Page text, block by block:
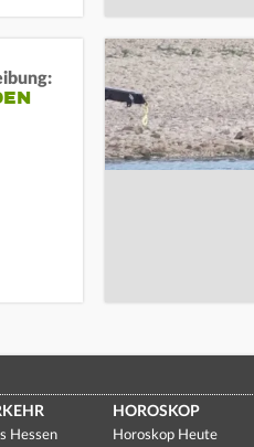
Hessen
HOROSKOP
Horoskop Heute